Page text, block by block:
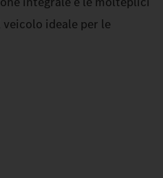
ideale per le